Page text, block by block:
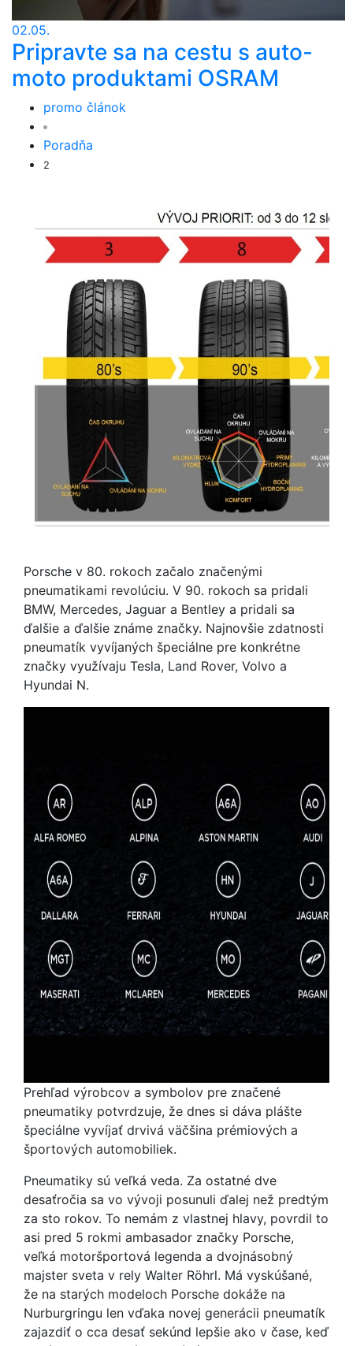
02.05.
Pripravte sa na cestu s auto-
moto produktami OSRAM
promo článok
Poradňa
2
Porsche v 80. rokoch začalo značenými
pneumatikami revolúciu. V 90. rokoch sa pridali
BMW, Mercedes, Jaguar a Bentley a pridali sa
ďalšie a ďalšie známe značky. Najnovšie zdatnosti
pneumatík vyvíjaných špeciálne pre konkrétne
značky využívaju Tesla, Land Rover, Volvo a
Hyundai N.
Prehľad výrobcov a symbolov pre značené
pneumatiky potvrdzuje, že dnes si dáva plášte
špeciálne vyvíjať drvivá väčšina prémiových a
športových automobiliek.
Pneumatiky sú veľká veda. Za ostatné dve
desaťročia sa vo vývoji posunuli ďalej než predtým
za sto rokov. To nemám z vlastnej hlavy, povrdil to
asi pred 5 rokmi ambasador značky Porsche,
veľká motoršportová legenda a dvojnásobný
majster sveta v rely Walter Röhrl. Má vyskúšané,
že na starých modeloch Porsche dokáže na
Nurburgringu len vďaka novej generácii pneumatík
zajazdiť o cca desať sekúnd lepšie ako v čase, keď